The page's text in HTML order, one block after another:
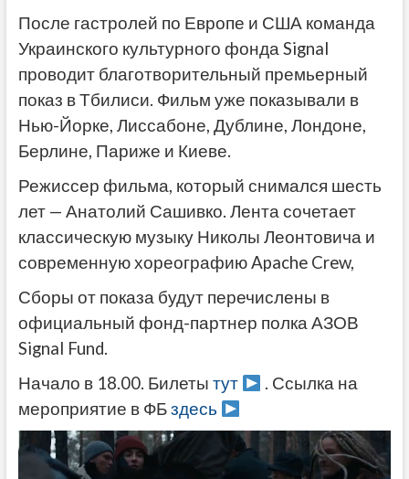
После гастролей по Европе и США команда
Украинского культурного фонда Signal
проводит благотворительный премьерный
показ в Тбилиси. Фильм уже показывали в
Нью-Йорке, Лиссабоне, Дублине, Лондоне,
Берлине, Париже и Киеве.
Режиссер фильма, который снимался шесть
лет — Анатолий Сашивко. Лента сочетает
классическую музыку Николы Леонтовича и
современную хореографию Apache Crew,
Сборы от показа будут перечислены в
официальный фонд-партнер полка АЗОВ
Signal Fund.
Начало в 18.00. Билеты тут
. Ссылка на
мероприятие в ФБздесь
Видеоплеер